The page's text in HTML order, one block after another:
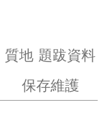
質地 題跋資料
保存維護